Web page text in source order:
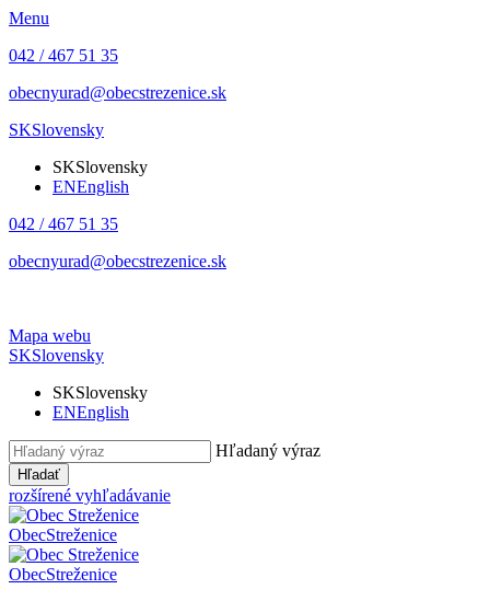
Menu
042 / 467 51 35
obecnyurad@obecstrezenice.sk
SKSlovensky
SKSlovensky
ENEnglish
042 / 467 51 35
obecnyurad@obecstrezenice.sk
Mapa webu
SKSlovensky
SKSlovensky
ENEnglish
Hľadaný výraz
Hľadať
rozšírené vyhľadávanie
ObecStreženice
ObecStreženice